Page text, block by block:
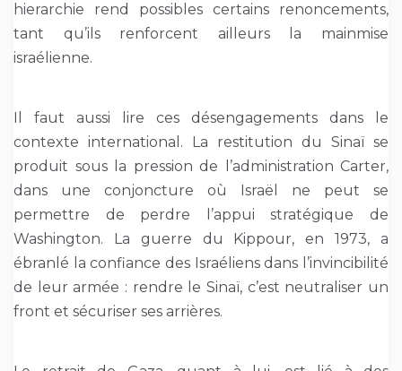
hierarchie rend possibles certains renoncements,
tant qu’ils renforcent ailleurs la mainmise
israélienne.
Il faut aussi lire ces désengagements dans le
contexte international. La restitution du Sinaï se
produit sous la pression de l’administration Carter,
dans une conjoncture où Israël ne peut se
permettre de perdre l’appui stratégique de
Washington. La guerre du Kippour, en 1973, a
ébranlé la confiance des Israéliens dans l’invincibilité
de leur armée : rendre le Sinaï, c’est neutraliser un
front et sécuriser ses arrières.